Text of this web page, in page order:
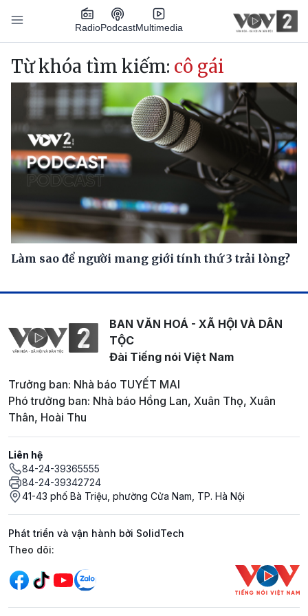
Nhảy đến nội dung
RadioPodcastMultimedia
Main navigation
Từ khóa tìm kiếm: cô gái
Làm sao để người mang giới tính thứ 3 trải lòng?
BAN VĂN HOÁ - XÃ HỘI VÀ DÂN
TỘC
Đài Tiếng nói Việt Nam
Trưởng ban: Nhà báo TUYẾT MAI
Phó trưởng ban: Nhà báo Hồng Lan, Xuân Thọ, Xuân
Thân, Hoài Thu
Liên hệ
84-24-39365555
84-24-39342724
41-43 phố Bà Triệu, phường Cửa Nam, TP. Hà Nội
Phát triển và vận hành bởi SolidTech
Mạng xã hội
Theo dõi: